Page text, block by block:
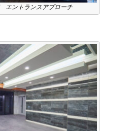
エントランスアプローチ